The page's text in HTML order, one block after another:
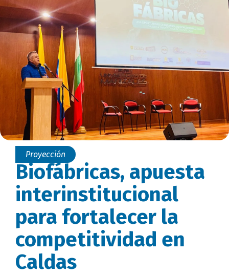
Proyección
Biofábricas, apuesta
interinstitucional
para fortalecer la
competitividad en
Caldas